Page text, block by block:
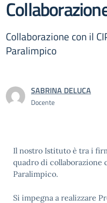
Collaborazione con il
Paralimpico
SABRINA DELUCA
Docente
Il nostro Istituto è tra i
quadro di collaborazione
Paralimpico.
Si impegna a realizzare